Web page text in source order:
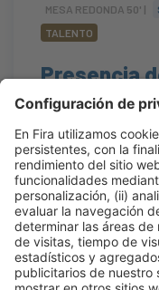
MESA REDONDA 50' |
TALENTO
Presencia
sector
#manodeobra ,
Jue 22 12:00h
Abierto
Leer más